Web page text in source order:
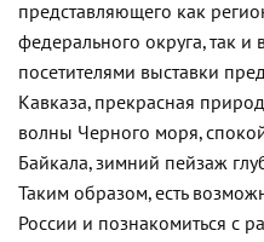
представляющего как
федерального округа, так и
посетителями выставки
Кавказа, прекрасная
волны Черного моря,
Байкала, зимний пейзаж
Таким образом, есть
России и познакомиться с